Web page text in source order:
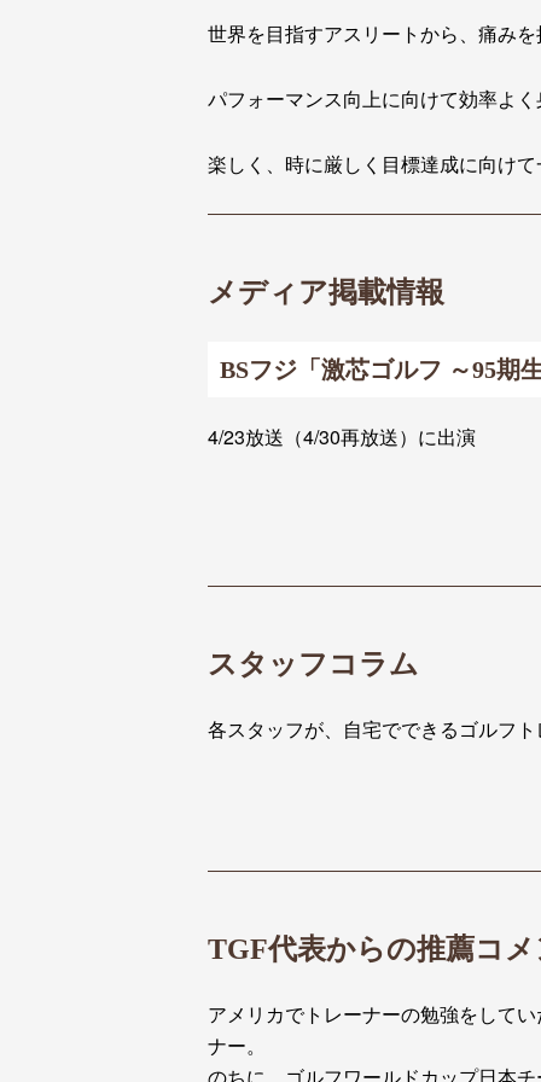
世界を目指すアスリートから、痛み
パフォーマンス向上に向けて効率よ
楽しく、時に厳しく目標達成に向け
メディア掲載情報
BSフジ「激芯ゴルフ ～95期
4/23放送（4/30再放送）に出演
スタッフコラム
各スタッフが、自宅でできるゴルフ
TGF代表からの推薦コ
アメリカでトレーナーの勉強をして
ナー。